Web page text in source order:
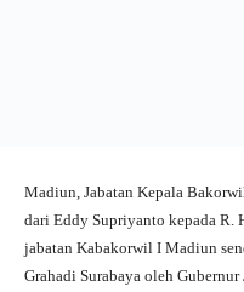
Madiun, Jabatan Kepala
dari Eddy Supriyanto kepada R.
jabatan Kabakorwil I Madiun
Grahadi Surabaya oleh